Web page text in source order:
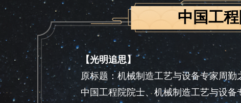
中国工
【光明追思】
原标题：机械制造工艺与设备专家周勤
中国工程院院士、机械制造工艺与设备